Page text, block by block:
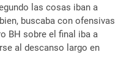
las cosas iban a
buscaba con ofensivas
BH sobre el final iba a
al descanso largo en